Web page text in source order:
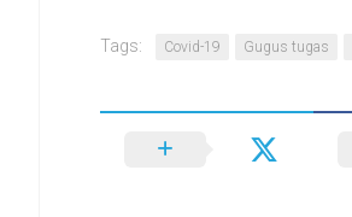
Tags: Covid-19 Gugus tugas